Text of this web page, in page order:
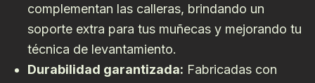
complementan las calleras, brindando un
soporte extra para tus muñecas y mejorando tu
técnica de levantamiento.
Durabilidad garantizada: Fabricadas con